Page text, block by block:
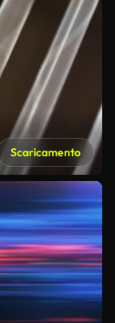
Scaricamento